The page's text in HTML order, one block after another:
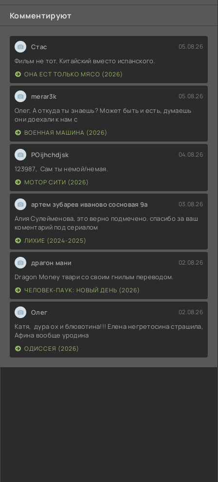
Комментируют
Стас 05.08.26
Фильм не тот. Китайский вместо испанского.
ОНА ЕСТ ТОЛЬКО МЯСО (2026)
merar3k 05.08.26
Олег, А откуда ты знаешь? Может быть и есть, думаешь
они доехали к нам с
ВОЕННАЯ МАШИНА (2026)
POijhchdjsk 04.08.26
123987, Сам ты немой/немая.
МОТОР СИТИ (2026)
артем зубарев иваново сосновая 9а 03.08.26
Алия Сулейменова, это верно подмечено. спасибо за ваш
коментарий под сериалом
ЛИХИЕ (2024-2025)
драгон мани 02.08.26
Dragon Money твари со своим гнилым переводом.
ЧЕЛОВЕК-ПАУК: НОВЫЙ ДЕНЬ (2026)
Олег 02.08.26
Катя, дура ох и блювотина!!! Елена негретосина страшила,
Афина вообще уродина
ОДИССЕЯ (2026)